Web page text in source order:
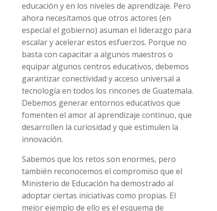
educación y en los niveles de aprendizaje. Pero
ahora necesitamos que otros actores (en
especial el gobierno) asuman el liderazgo para
escalar y acelerar estos esfuerzos. Porque no
basta con capacitar a algunos maestros o
equipar algunos centros educativos, debemos
garantizar conectividad y acceso universal a
tecnología en todos los rincones de Guatemala.
Debemos generar entornos educativos que
fomenten el amor al aprendizaje continuo, que
desarrollen la curiosidad y que estimulen la
innovación.
Sabemos que los retos son enormes, pero
también reconocemos el compromiso que el
Ministerio de Educación ha demostrado al
adoptar ciertas iniciativas como propias. El
mejor ejemplo de ello es el esquema de